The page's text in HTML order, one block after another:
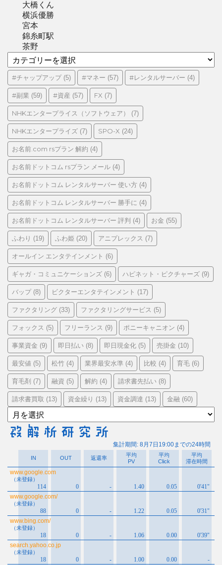
大橋くん
横浜優勝
宮本
錦糸町駅
茶野
テ
ゴ
リ
ー
#チャップアップ(5) #マネー (57) #レンタルサーバー (4)
#副業 (59) #資産 (57) FX (7)
NHKエンタープライス（ソフトウェア） (7)
NHKエンタープライズ (7) SPO-X (24)
お名前.com rsプラン 解約 (4)
お名前ドットコム rsプラン メール (4)
お名前ドットコム レンタルサーバー 使い方 (4)
お名前ドットコム レンタルサーバー 勝手に (4)
お名前ドットコム レンタルサーバー 評判 (4) お金 (55)
ふわり (19) ふわ姫 (20) アニプレックス (7)
オールイン エンタテインメント (6)
ギャガ・コミュニケーションズ (6) ハピネット・ピクチャーズ (9)
バップ(8) ビクターエンタテインメント (17)
ファクタリング (33) ファクタリングサービス (5)
フォックス (5) フリーランス (9) ポニーキャニオン (4)
事業資金 (9) 即日払い (8) 即日現金化 (5) 売掛金 (10)
最安値 (5) 松竹 (4) 業界最安水準 (4) 比較 (4) 育毛 (6)
育毛剤 (7) 融資 (5) 解約 (4) 請求書先払い (8)
請求書買取 (13) 資金繰り (13) 資金調達 (13) 金融 (60)
ア
ー
カ